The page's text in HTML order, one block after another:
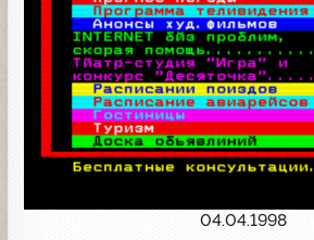
04.04.1998